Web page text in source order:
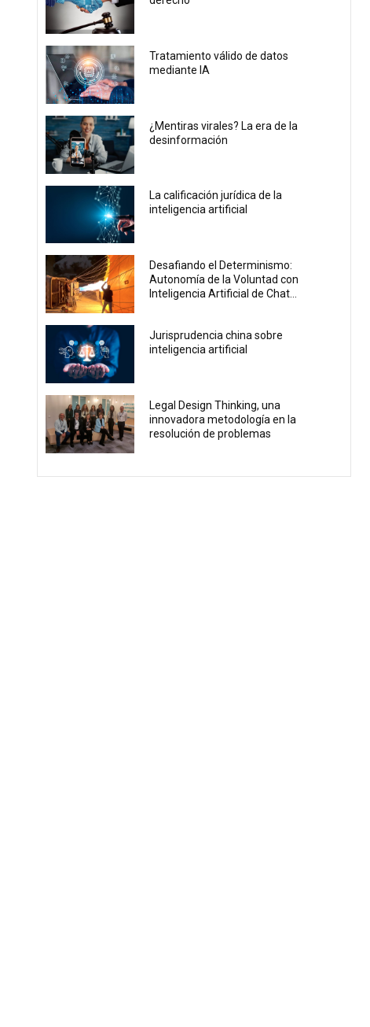
Tratamiento válido de datos
mediante IA
¿Mentiras virales? La era de la
desinformación
La calificación jurídica de la
inteligencia artificial
Desafiando el Determinismo:
Autonomía de la Voluntad con
Inteligencia Artificial de Chat...
Jurisprudencia china sobre
inteligencia artificial
Legal Design Thinking, una
innovadora metodología en la
resolución de problemas